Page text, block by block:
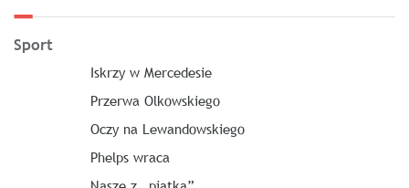
Sport
Iskrzy w Mercedesie
Przerwa Olkowskiego
Oczy na Lewandowskiego
Phelps wraca